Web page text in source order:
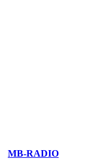
MB-RADIO